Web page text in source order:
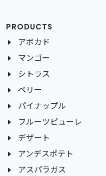
PRODUCTS
アボカド
マンゴー
シトラス
ベリー
パイナップル
フルーツピューレ
デザート
アンデスポテト
アスパラガス